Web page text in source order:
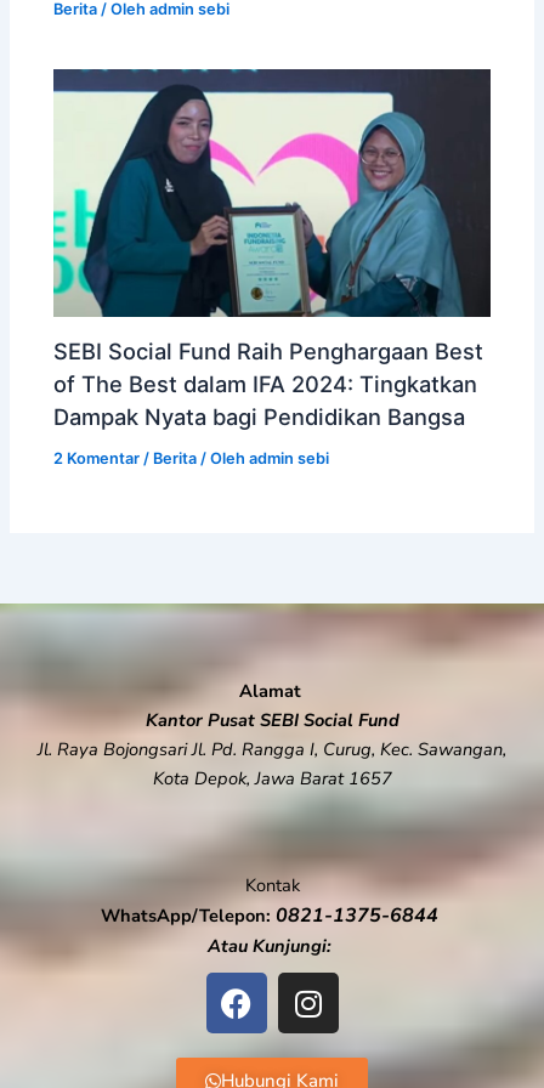
Berita / Olehadmin sebi
SEBI Social Fund Raih Penghargaan Best
of The Best dalam IFA 2024: Tingkatkan
Dampak Nyata bagi Pendidikan Bangsa
2 Komentar / Berita / Olehadmin sebi
Alamat
Kantor Pusat SEBI Social Fund
Jl. Raya Bojongsari Jl. Pd. Rangga I, Curug, Kec. Sawangan,
Kota Depok, Jawa Barat 1657
Kontak
WhatsApp/Telepon: 0821-1375-6844
Atau Kunjungi:
F
a
c
e
I
n
s
t
Hubungi Kami